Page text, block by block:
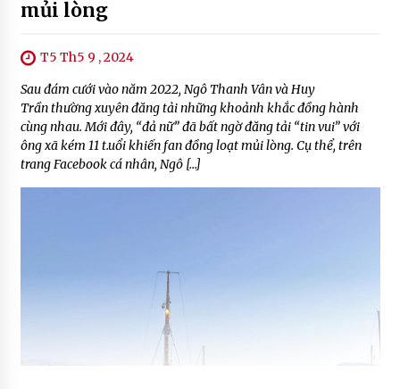
mủi lòng
T5 Th5 9 , 2024
Sau đám cưới vào năm 2022, Ngô Thanh Vân và Huy
Trần thường xuyên đăng tải những khoảnh khắc đồng hành
cùng nhau. Mới đây, “đả nữ” đã bất ngờ đăng tải “tin vui” với
ông xã kém 11 t.uổi khiến fan đồng loạt mủi lòng. Cụ thể, trên
trang Facebook cá nhân, Ngô […]